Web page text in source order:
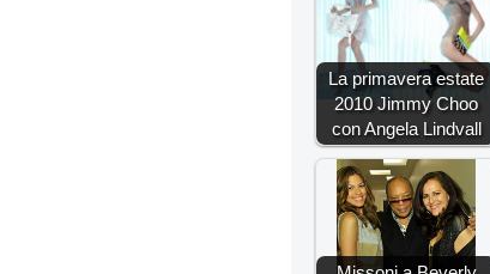
La primavera estate
2010 Jimmy Choo
con Angela Lindvall